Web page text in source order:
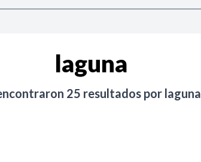
laguna
25 resultados por laguna